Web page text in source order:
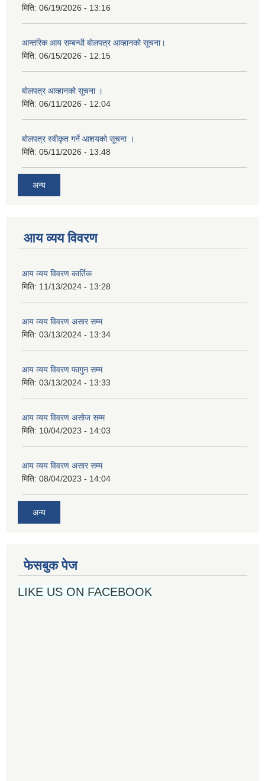
मिति: 06/19/2026 - 13:16
आन्तरिक आय सम्बन्धी बोलपत्र आव्हानको सूचना।
मिति: 06/15/2026 - 12:15
बोलपत्र आव्हानको सूचना ।
मिति: 06/11/2026 - 12:04
बोलपत्र स्वीकृत गर्ने आशयको सूचना ।
मिति: 05/11/2026 - 13:48
अन्य
आय व्यय विवरण
आय व्यय विवरण कार्तिक
मिति: 11/13/2024 - 13:28
आय व्यय विवरण असार सम्म
मिति: 03/13/2024 - 13:34
आय व्यय विवरण फागुन सम्म
मिति: 03/13/2024 - 13:33
आय व्यय विवरण असोज सम्म
मिति: 10/04/2023 - 14:03
आय व्यय विवरण असार सम्म
मिति: 08/04/2023 - 14:04
अन्य
फेसबुक पेज
LIKE US ON FACEBOOK